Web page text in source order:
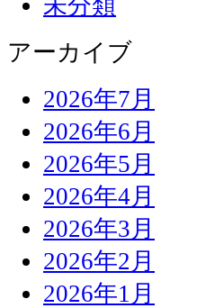
アーカイブ
2026年7月
2026年6月
2026年5月
2026年4月
2026年3月
2026年2月
2026年1月